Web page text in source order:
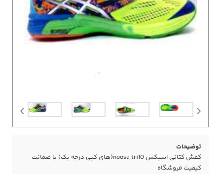
توضیحات
کفش کتانی اسیکس noosa tri10(های کپی درجه یک) با ضمانت
کیفیت فروشگاه